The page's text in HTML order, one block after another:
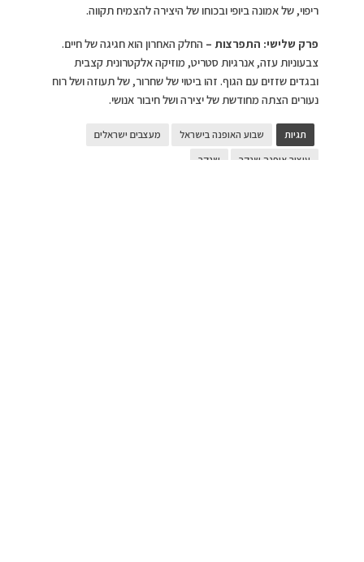
ריפוי, של אמונה ביופי ובכוחו של היצירה להצמיח תקווה.
פרק שלישי: התפרצות – החלק האחרון הוא חגיגה של חיים.
צבעוניות עזה, אנרגיות סטריט, מוזיקה אלקטרונית קצבית
ובגדים שזזים עם הגוף. זהו ביטוי של שחרור, של תעוזה ושל רוח
נעורים הצתה מחודשת של יצירה ושל חיבור אנושי.
תגיות שבוע האופנה בישראל
מעצבים ישראלים
עיצוב אופנה שנקר
שנקר